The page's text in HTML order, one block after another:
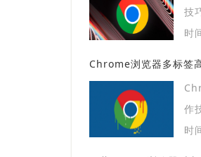
技
能
时
Chrome浏览器多标签
作
快
时